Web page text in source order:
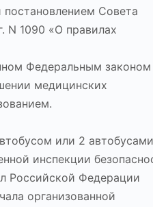
Совета
N 1090 «О правилах
Федеральным законом
медицинских
или 2
инспекции
Российской Федерации
организованной